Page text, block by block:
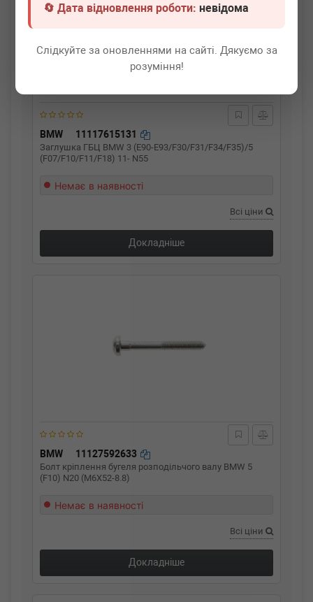
🔄 Дата відновлення роботи:невідома
Слідкуйте за оновленнями на сайті. Дякуємо за
розуміння!
BMW 11117615131
Заглушка ГБЦ BMW 3 (E90-E93/F30/F31/F34/F35)/5
(F07/F10/F11/F18) 11- N55
Немає в наявності
Всі ціни
Докладніше
BMW 11127592633
Болт кріплення бугеля розподільчого валу BMW 5
(F10) N20 (M6X52-8.8)
Немає в наявності
Всі ціни
Докладніше